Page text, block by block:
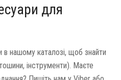
для
в нашому каталозі, щоб знайти
інструменти). Маєте